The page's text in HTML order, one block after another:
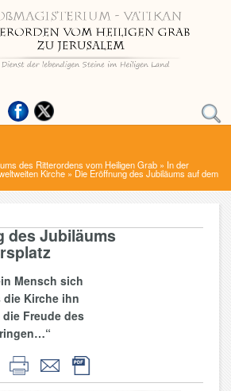
des Ritterordens vom Heiligen Grab » In der
Kirche » Die Eröffnung des Jubiläums auf dem
des Jubiläums
Mensch sich
Kirche ihn
Freude des